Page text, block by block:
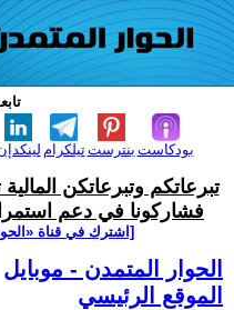
تيلكرامبنترست بودكاست
تبرعاتكم وتبرعاتكن
فشاركونا في دعم
[اشترك في قناة
الحوار المتمدن - موبايل
الموقع الرئيسي